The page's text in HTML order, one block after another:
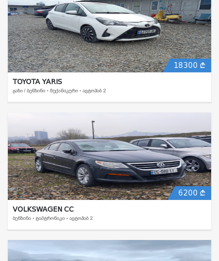
18300
TOYOTA YARIS
ᲒᲐᲖᲘ / ᲑᲔᲜᲖᲘᲜᲘ • ᲛᲔᲥᲐᲜᲘᲙᲣᲠᲘ • ᲐᲕᲢᲝᲰᲐᲑ 2
6200
VOLKSWAGEN CC
ᲑᲔᲜᲖᲘᲜᲘ • ᲢᲘᲞᲢᲠᲝᲜᲘᲙᲘ • ᲐᲕᲢᲝᲰᲐᲑ 2